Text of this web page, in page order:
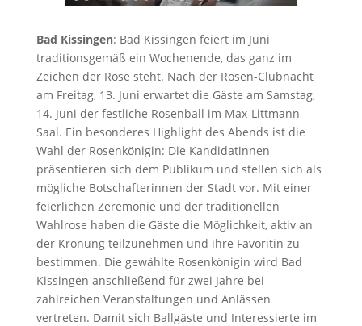
Bad Kissingen: Bad Kissingen feiert im Juni
traditionsgemäß ein Wochenende, das ganz im
Zeichen der Rose steht. Nach der Rosen-Clubnacht
am Freitag, 13. Juni erwartet die Gäste am Samstag,
14. Juni der festliche Rosenball im Max-Littmann-
Saal. Ein besonderes Highlight des Abends ist die
Wahl der Rosenkönigin: Die Kandidatinnen
präsentieren sich dem Publikum und stellen sich als
mögliche Botschafterinnen der Stadt vor. Mit einer
feierlichen Zeremonie und der traditionellen
Wahlrose haben die Gäste die Möglichkeit, aktiv an
der Krönung teilzunehmen und ihre Favoritin zu
bestimmen. Die gewählte Rosenkönigin wird Bad
Kissingen anschließend für zwei Jahre bei
zahlreichen Veranstaltungen und Anlässen
vertreten. Damit sich Ballgäste und Interessierte im